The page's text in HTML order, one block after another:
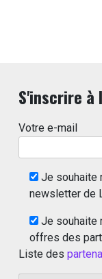
S'inscrire à
Votre e-mail
Je souhaite
newsletter de
Je souhaite
offres des
Liste des